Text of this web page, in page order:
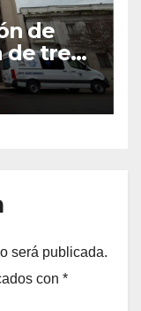
de
de tres
para
Familia
será publicada.
con *